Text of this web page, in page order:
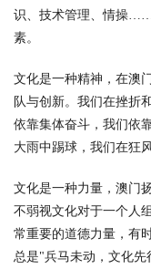
识、技术管理、情操……
素。
文化是一种精神，在澳
队与创新。我们在挫折
依靠集体奋斗，我们依
大雨中踢球，我们在
文化是一种力量，澳门
不弱视文化对于一个人
常重要的道德力量，有
总是"兵马未动，文化